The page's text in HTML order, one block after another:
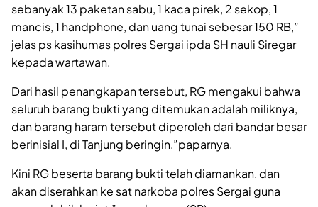
sebanyak 13 paketan sabu, 1 kaca pirek, 2 sekop, 1
mancis, 1 handphone, dan uang tunai sebesar 150 RB,”
jelas ps kasihumas polres Sergai ipda SH nauli Siregar
kepada wartawan.
Dari hasil penangkapan tersebut, RG mengakui bahwa
seluruh barang bukti yang ditemukan adalah miliknya,
dan barang haram tersebut diperoleh dari bandar besar
berinisial I, di Tanjung beringin,”paparnya.
Kini RG beserta barang bukti telah diamankan, dan
akan diserahkan ke sat narkoba polres Sergai guna